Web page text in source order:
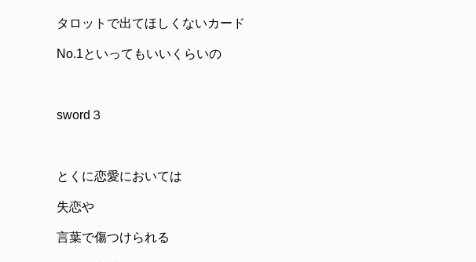
タロットで出てほしくないカード
No.1といってもいいくらいの
sword３
とくに恋愛においては
失恋や
言葉で傷つけられる